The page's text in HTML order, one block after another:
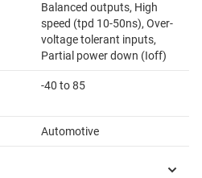
Balanced outputs, High
speed (tpd 10-50ns), Over-
voltage tolerant inputs,
Partial power down (Ioff)
-40 to 85
Automotive